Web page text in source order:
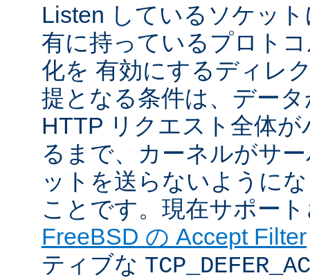
Listen しているソケッ
有に持っているプロト
化を 有効にするディレ
提となる条件は、デー
HTTP リクエスト全体
るまで、カーネルがサ
ットを送らないように
ことです。現在サポー
FreeBSD の Accept Filter
ティブな